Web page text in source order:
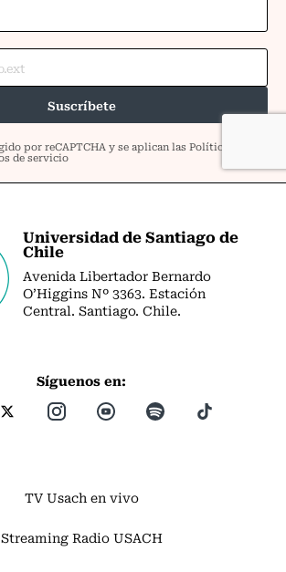
Universidad de Santiago de
Chile
Avenida Libertador Bernardo
O’Higgins Nº 3363. Estación
Central. Santiago. Chile.
Síguenos en:
TV Usach en vivo
Streaming Radio USACH